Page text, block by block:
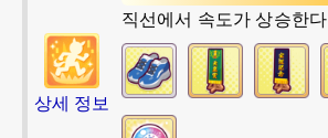
상세 정보
직선에서 속도가 상승한다